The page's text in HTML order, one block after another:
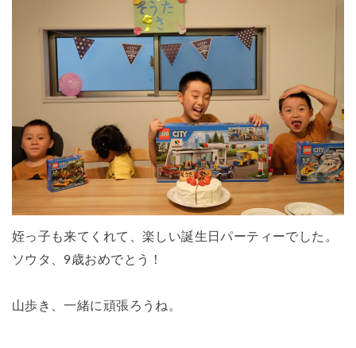
姪っ子も来てくれて、楽しい誕生日パーティーでした。
ソウタ、9歳おめでとう！
山歩き、一緒に頑張ろうね。